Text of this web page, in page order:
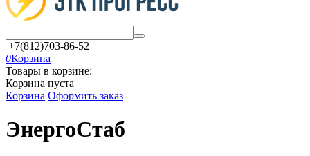
+7(812)703-86-52
0Корзина
Товары в корзине:
Корзина пуста
Корзина Оформить заказ
ЭнергоСтаб